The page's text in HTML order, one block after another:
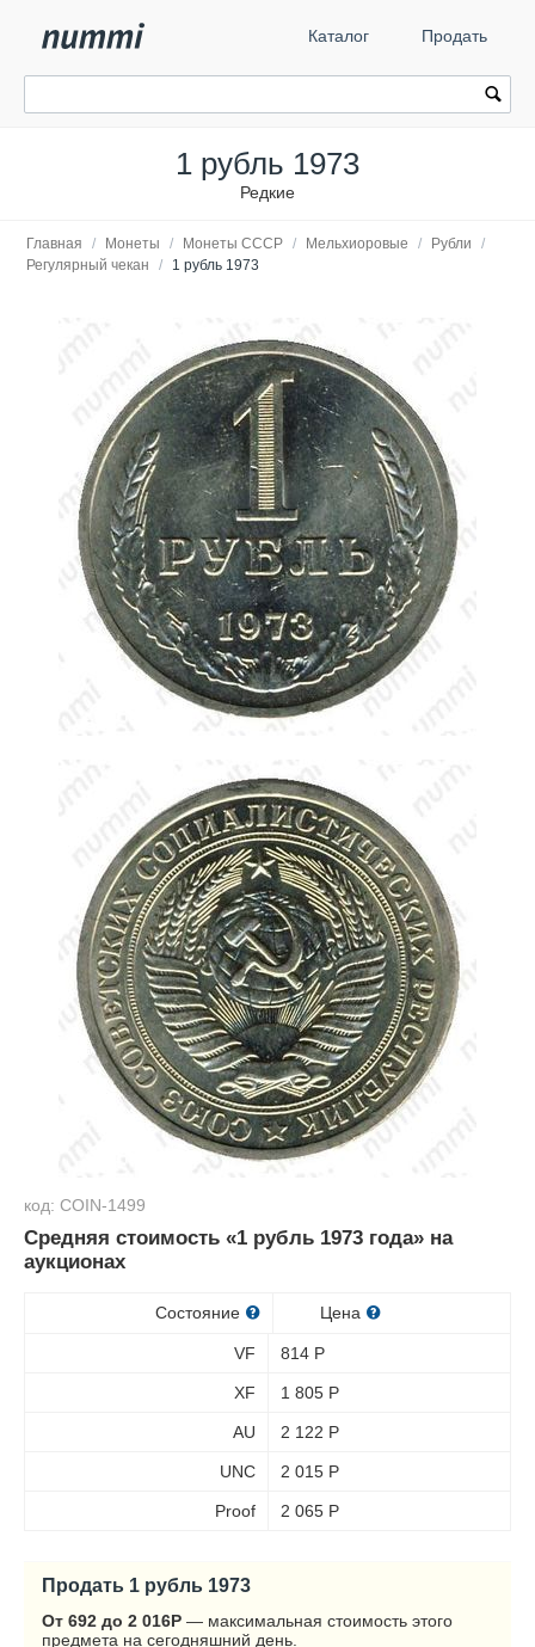
Каталог Продать
1 рубль 1973
Редкие
Главная / Монеты / Монеты СССР / Мельхиоровые / Рубли
/
Регулярный чекан
/ 1 рубль 1973
код: COIN-1499
Средняя стоимость «1 рубль 1973 года» на
аукционах
Состояние Цена
VF 814 Р
XF 1 805 Р
AU 2 122 Р
UNC 2 015 Р
Proof 2 065 Р
Продать 1 рубль 1973
От 692 до 2 016Р — максимальная стоимость этого
предмета на сегодняшний день.